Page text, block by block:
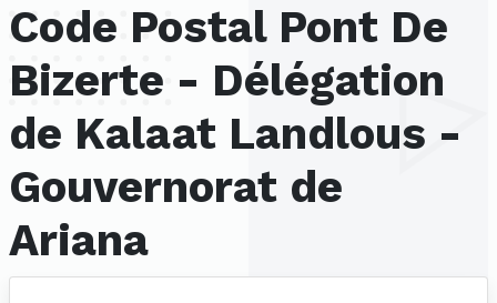
Code Postal Pont De
Bizerte - Délégation
de Kalaat Landlous -
Gouvernorat de
Ariana